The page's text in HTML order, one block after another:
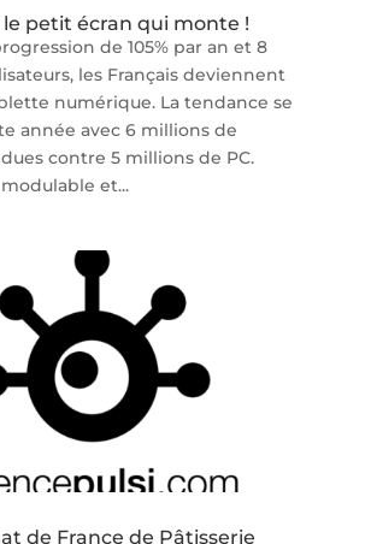
petit écran qui monte !
de 105% par an et 8
les Français deviennent
numérique. La tendance se
année avec 6 millions de
contre 5 millions de PC.
et...
de France de Pâtisserie